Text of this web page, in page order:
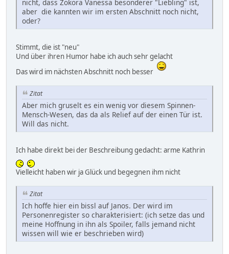
nicht, dass Zokora Vanessa besonderer "Liebling" ist,
aber die kannten wir im ersten Abschnitt noch nicht,
oder?
Stimmt, die ist "neu"
Und über ihren Humor habe ich auch sehr gelacht
Das wird im nächsten Abschnitt noch besser
Zitat
Aber mich gruselt es ein wenig vor diesem Spinnen-
Mensch-Wesen, das da als Relief auf der einen Tür ist.
Will das nicht.
Ich habe direkt bei der Beschreibung gedacht: arme Kathrin
Vielleicht haben wir ja Glück und begegnen ihm nicht
Zitat
Ich hoffe hier ein bissl auf Janos. Der wird im
Personenregister so charakterisiert: (ich setze das und
meine Hoffnung in ihn als Spoiler, falls jemand nicht
wissen will wie er beschrieben wird)